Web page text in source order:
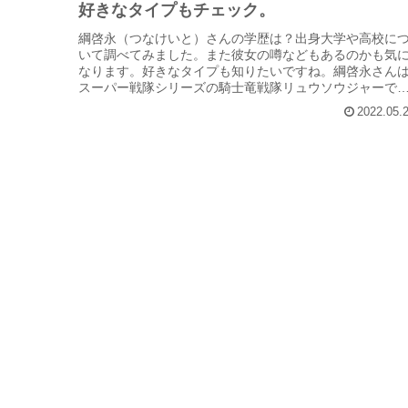
好きなタイプもチェック。
綱啓永（つなけいと）さんの学歴は？出身大学や高校につ
いて調べてみました。また彼女の噂などもあるのかも気に
なります。好きなタイプも知りたいですね。綱啓永さんは
スーパー戦隊シリーズの騎士竜戦隊リュウソウジャーでリ